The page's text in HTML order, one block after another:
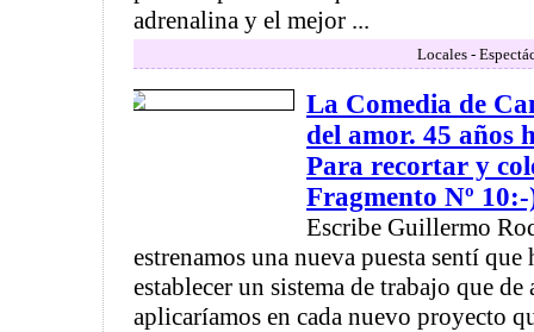
adrenalina y el mejor ...
Locales -
La Comedia de
del amor. 45 años
Para recortar y
Fragmento Nº
Escribe Guillermo
estrenamos una nueva puesta sentí
establecer un sistema de trabajo que de
aplicaríamos en cada nuevo proyecto